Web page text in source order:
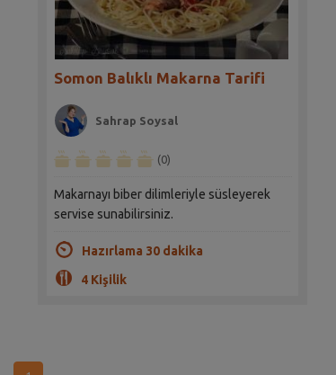
Somon Balıklı Makarna Tarifi
Sahrap Soysal
(0)
Makarnayı biber dilimleriyle süsleyerek
servise sunabilirsiniz.
Hazırlama 30 dakika
4 Kişilik